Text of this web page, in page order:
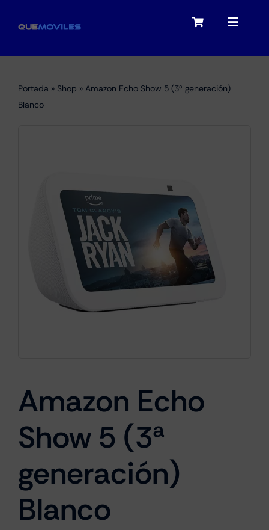
Toggle
My account
Checkout
Toggle
Portátiles
Smartwatches
Cámaras
Marcas
Portada » Shop » Amazon Echo Show 5 (3ª generación)
Blanco
Amazon Echo
Show 5 (3ª
generación)
Blanco